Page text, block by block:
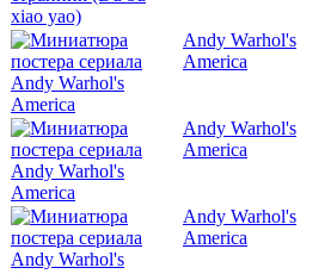
Andy Warhol's
America
Andy Warhol's
America
Andy Warhol's
America